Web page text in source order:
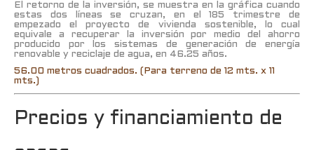
El retorno de la inversión, se muestra en la gráfica cuando
estas dos líneas se cruzan, en el 185 trimestre de
empezado el proyecto de vivienda sostenible, lo cual
equivale a recuperar la inversión por medio del ahorro
producido por los sistemas de generación de energía
renovable y reciclaje de agua, en 46.25 años.
56.00 metros cuadrados. (Para terreno de 12 mts. x 11
mts.)
Precios y financiamiento de